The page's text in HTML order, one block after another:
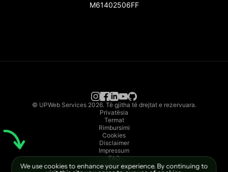
M61402506FF
© UPWeb Services 2026. Të gjitha të drejtat e rezervuara.
Privatësia
Termat
Rimbursimi
Cookies
Disclaimer
Impressum
FAQ
Dokumentacion
We use cookies to enhance your experience. By continuing to